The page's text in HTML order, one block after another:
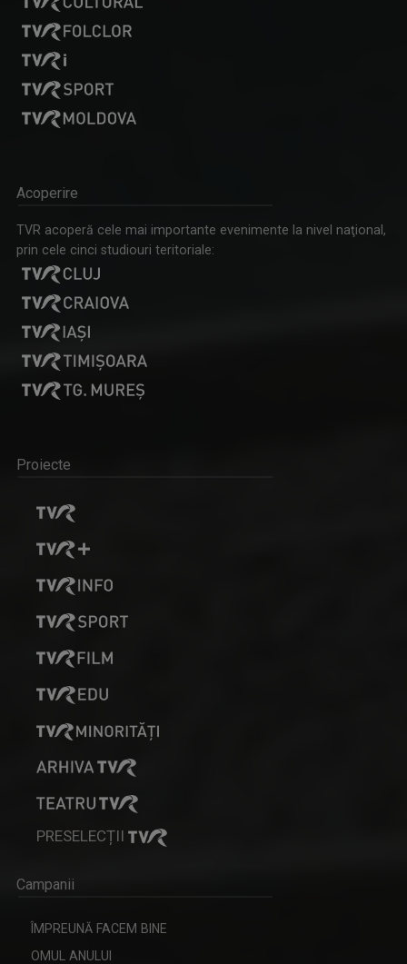
Acoperire
TVR acoperă cele mai importante evenimente la nivel naţional,
prin cele cinci studiouri teritoriale:
Proiecte
PRESELECȚII
Campanii
ÎMPREUNĂ FACEM BINE
OMUL ANULUI